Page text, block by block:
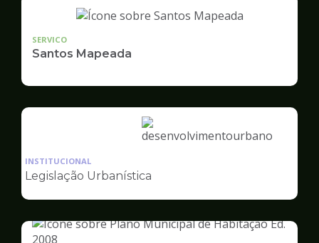
SERVICO
Santos Mapeada
Ilustração
Desenvolvimento
Urbano
INSTITUCIONAL
Legislação Urbanística